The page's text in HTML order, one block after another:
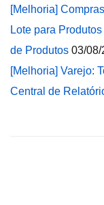
[Melhoria]
Lote para
de Produtos 03/08/
[Melhoria] Varejo:
Central de